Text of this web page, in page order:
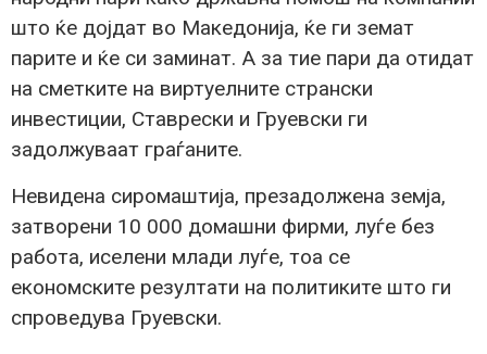
што ќе дојдат во Македонија, ќе ги земат
парите и ќе си заминат. А за тие пари да отидат
на сметките на виртуелните странски
инвестиции, Ставрески и Груевски ги
задолжуваат граѓаните.
Невидена сиромаштија, презадолжена земја,
затворени 10 000 домашни фирми, луѓе без
работа, иселени млади луѓе, тоа се
економските резултати на политиките што ги
спроведува Груевски.